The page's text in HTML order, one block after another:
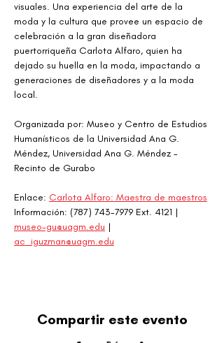
visuales. Una experiencia del arte de la
moda y la cultura que provee un espacio de
celebración a la gran diseñadora
puertorriqueña Carlota Alfaro, quien ha
dejado su huella en la moda, impactando a
generaciones de diseñadores y a la moda
local.
Organizada por: Museo y Centro de Estudios
Humanísticos de la Universidad Ana G.
Méndez, Universidad Ana G. Méndez -
Recinto de Gurabo
Enlace: Carlota Alfaro: Maestra de maestros
Información: (787) 743-7979 Ext. 4121 |
museo-gu@uagm.edu |
ac_iguzman@uagm.edu
Compartir este evento